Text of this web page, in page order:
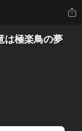
共有
は極楽鳥の夢